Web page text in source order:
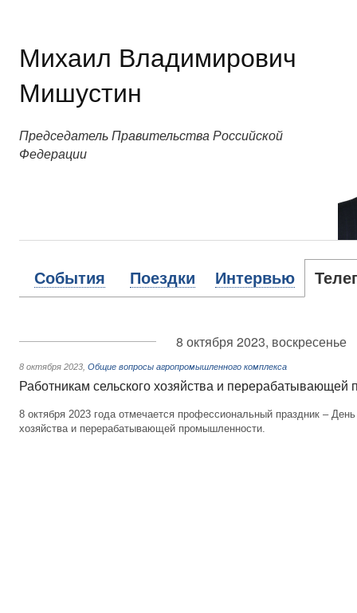
Михаил Владимирович
Мишустин
Председатель Правительства Российской
Федерации
События Поездки Интервью
8 октября 2023, воскресенье
8 октября 2023 Общие вопросы агропромышленного комплекса
Работникам сельского хозяйства и
8 октября 2023 года отмечается профессиональный праздник – День
хозяйства и перерабатывающей промышленности.